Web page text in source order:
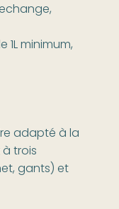
1L minimum,
adapté à la
trois
gants) et